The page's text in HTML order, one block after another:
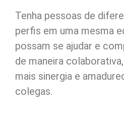
Tenha pessoas de
perfis em uma mesma
possam se ajudar e
de maneira
mais sinergia e
colegas.